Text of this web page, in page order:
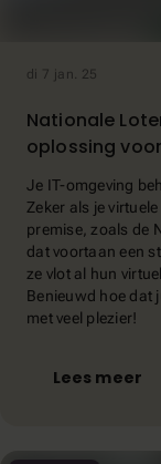
di 7 jan. 25
Nationale
oplossing
Je IT-omgeving
Zeker als je
premise, zoals de
dat voortaan een
ze vlot al hun
Benieuwd hoe dat
met veel plezier!
Lees meer